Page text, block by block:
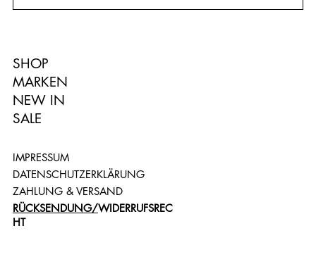
SHOP
MARKEN
NEW IN
SALE
IMPRESSUM
DATENSCHUTZERKLÄRUNG
ZAHLUNG & VERSAND
RÜCKSENDUNG/WIDERRUFSREC
HT